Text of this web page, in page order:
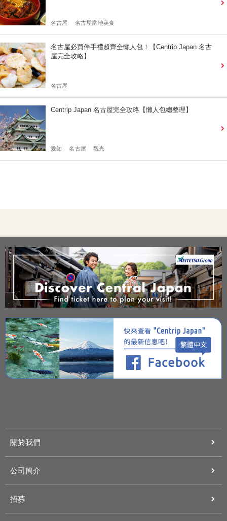
名古屋 名古屋當地美食
名古屋必買伴手禮超齊全懶人包！【Centrip Japan 名古
屋完全攻略】
名古屋
Centrip Japan 名古屋完全攻略【懶人包總整理】
愛知 名古屋 觀光
關於我們
公司簡介
招募